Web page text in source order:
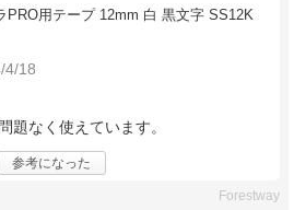
PRO用テープ 12mm 白 黒文字 SS12K
4/18
題なく使えています。
参考になった
Forestway